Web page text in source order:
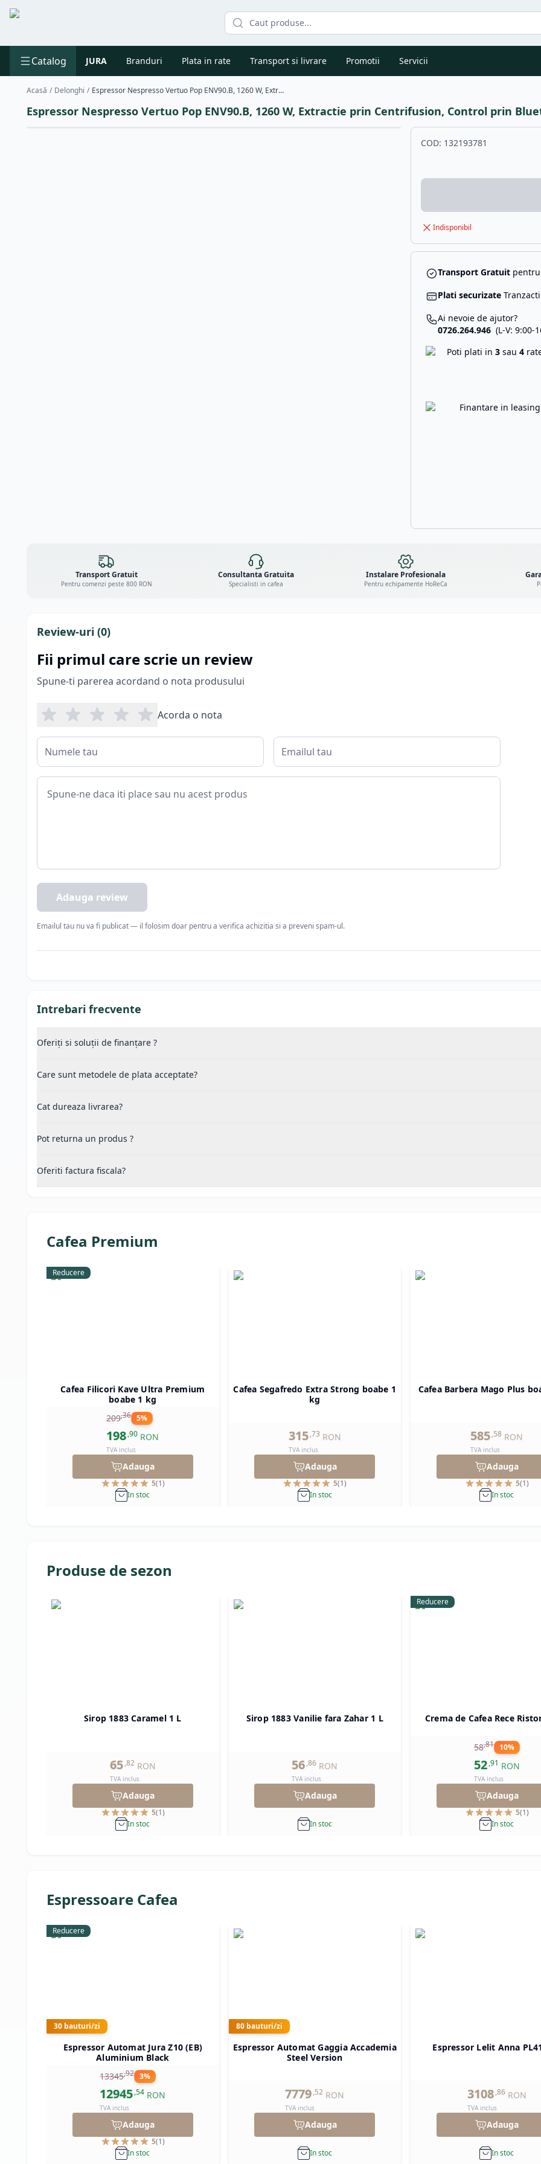
Catalog JURA Branduri Plata in rate Transport si livrare Promotii Servicii
Acasă / Delonghi / Espressor Nespresso Vertuo Pop ENV90.B, 1260 W, Extractie prin Centrifusion, Control prin Bluetooth si Wi-Fi, 0.6 L, 12 capsule cadou, Negru
Espressor Nespresso Vertuo Pop ENV90.B, 1260 W, Extractie prin Centrifusion, Control prin
COD: 132193781
Indisponibil
Transport Gratuit
Plati securizate
Ai nevoie de ajutor?
0726.264.946 (L-V: 9:00-
Poti plati in 3 sau 4
Finantare in
Transport Gratuit
Pentru comenzi peste 800 RON
Consultanta Gratuita
Specialisti in cafea
Instalare Profesionala
Pentru echipamente HoReCa
Review-uri (0)
Fii primul care scrie un review
Spune-ti parerea acordand o nota produsului
Acorda o nota
Adauga review
Emailul tau nu va fi publicat — il folosim doar pentru a verifica achizitia si a preveni spam-ul.
Intrebari frecvente
Oferiți si soluții de finanțare ?
Care sunt metodele de plata acceptate?
Cat dureaza livrarea?
Pot returna un produs ?
Oferiti factura fiscala?
Cafea Premium
Reducere
Cafea Filicori Kave Ultra Premium
boabe 1 kg
209,36 5%
198,90 RON
TVA inclus
Adauga
5(1)
In stoc
Cafea Segafredo Extra Strong boabe 1
kg
315,73 RON
TVA inclus
Adauga
5(1)
In stoc
Cafea Barbera Mago Plus
585,58 RON
TVA inclus
Adauga
5(1)
In stoc
Produse de sezon
Sirop 1883 Caramel 1 L
65,82 RON
TVA inclus
Adauga
5(1)
In stoc
Sirop 1883 Vanilie fara Zahar 1 L
56,86 RON
TVA inclus
Adauga
In stoc
Reducere
Crema de Cafea Rece
58,81 10%
52,91 RON
TVA inclus
Adauga
5(1)
In stoc
Espressoare Cafea
Reducere
30 bauturi/zi
Espressor Automat Jura Z10 (EB)
Aluminium Black
13345,92 3%
12945,54 RON
TVA inclus
Adauga
5(1)
In stoc
80bauturi/zi
Espressor Automat Gaggia Accademia
Steel Version
7779,52 RON
TVA inclus
Adauga
In stoc
Espressor Lelit Anna
3108,86 RON
TVA inclus
Adauga
In stoc